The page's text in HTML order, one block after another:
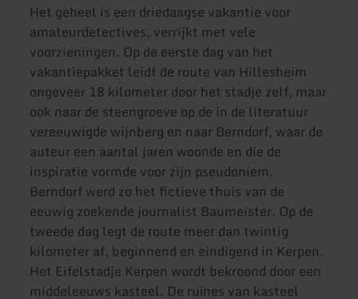
Het geheel is een driedaagse vakantie voor
amateurdetectives, verrijkt met vele
voorzieningen. Op de eerste dag van het
vakantiepakket leidt de route van Hillesheim
ongeveer 18 kilometer door het stadje zelf, maar
ook naar de steengroeve op de in de literatuur
vereeuwigde wijnberg en naar Berndorf, waar de
auteur een aantal jaren woonde en die de
inspiratie vormde voor zijn pseudoniem.
Berndorf werd zo het fictieve thuis van de
eeuwig zoekende journalist Baumeister. Op de
tweede dag legt de route meer dan twintig
kilometer af, beginnend en eindigend in Kerpen.
Het Eifelstadje Kerpen wordt bekroond door een
middeleeuws kasteel. De ruïnes van kasteel